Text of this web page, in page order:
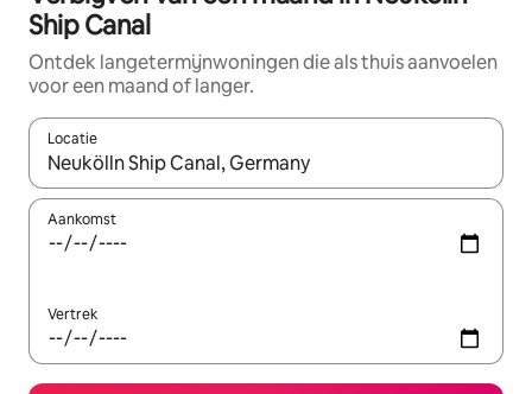
Ship Canal
Ontdek langetermijnwoningen die als thuis aanvoelen
voor een maand of langer.
Locatie
Wanneer er resultaten beschikbaar zijn, maak je een keuze
Aankomst
Vertrek